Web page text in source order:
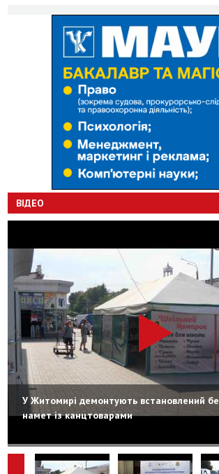
ВІДЕО
У Житомирі демонтують встановлений
намет із канцтоварами